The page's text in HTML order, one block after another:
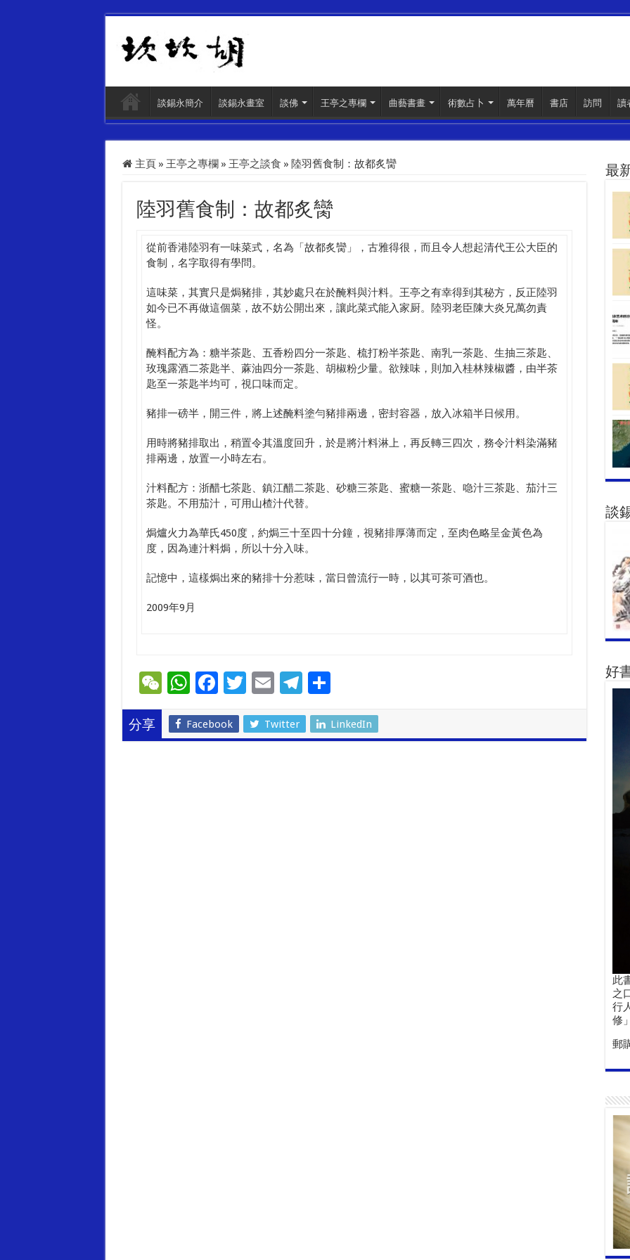
談錫永簡介 談錫永畫室 談佛 王亭之專欄 曲藝書畫 術數占卜 萬年曆 書店 訪問 讀
主頁 » 王亭之專欄 » 王亭之談食 » 陸羽舊食制：故都炙臠
陸羽舊食制：故都炙臠
從前香港陸羽有一味菜式，名為「故都炙臠」，古雅得很，而且令人想起清代王公大臣的
食制，名字取得有學問。
這味菜，其實只是焗豬排，其妙處只在於醃料與汁料。王亭之有幸得到其秘方，反正陸羽
如今已不再做這個菜，故不妨公開出來，讓此菜式能入家厨。陸羽老臣陳大炎兄萬勿責
怪。
醃料配方為：糖半茶匙、五香粉四分一茶匙、梳打粉半茶匙、南乳一茶匙、生抽三茶匙、
玫瑰露酒二茶匙半、蔴油四分一茶匙、胡椒粉少量。欲辣味，則加入桂林辣椒醬，由半茶
匙至一茶匙半均可，視口味而定。
豬排一磅半，開三件，將上述醃料塗勻豬排兩邊，密封容器，放入冰箱半日候用。
用時將豬排取出，稍置令其溫度回升，於是將汁料淋上，再反轉三四次，務令汁料染滿豬
排兩邊，放置一小時左右。
汁料配方：浙醋七茶匙、鎮江醋二茶匙、砂糖三茶匙、蜜糖一茶匙、喼汁三茶匙、茄汁三
茶匙。不用茄汁，可用山楂汁代替。
焗爐火力為華氏450度，約焗三十至四十分鐘，視豬排厚薄而定，至肉色略呈金黃色為
度，因為連汁料焗，所以十分入味。
記憶中，這樣焗出來的豬排十分惹味，當日曾流行一時，以其可茶可酒也。
2009年9月
W
e
C
h
W
at
sA
F
e
b
T
tt
er
E
ai
l
T
e
gr
S
ar
e
分享 Facebook Twitter LinkedIn
最
談
好
此
之
行
修
郵